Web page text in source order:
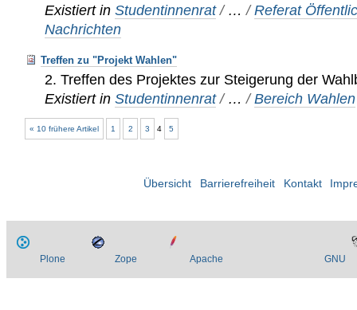
Existiert in Studentinnenrat / …/Referat
Nachrichten
Treffen zu "Projekt Wahlen"
2. Treffen des Projektes zur Steigerung der
Existiert in Studentinnenrat / …/Bereich Wahlen
« 10 frühere Artikel 1 2 3 4 5
Übersicht Barrierefreiheit Kontakt
Plone Zope Apache GNU